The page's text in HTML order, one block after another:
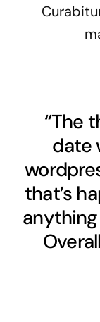
“The
date
that’s